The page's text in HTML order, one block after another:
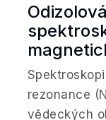
rezonance
vědeckých